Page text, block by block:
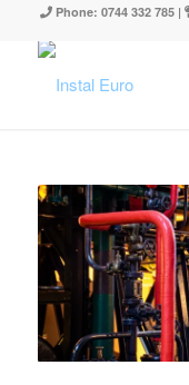
Phone: 0744 332 785 |